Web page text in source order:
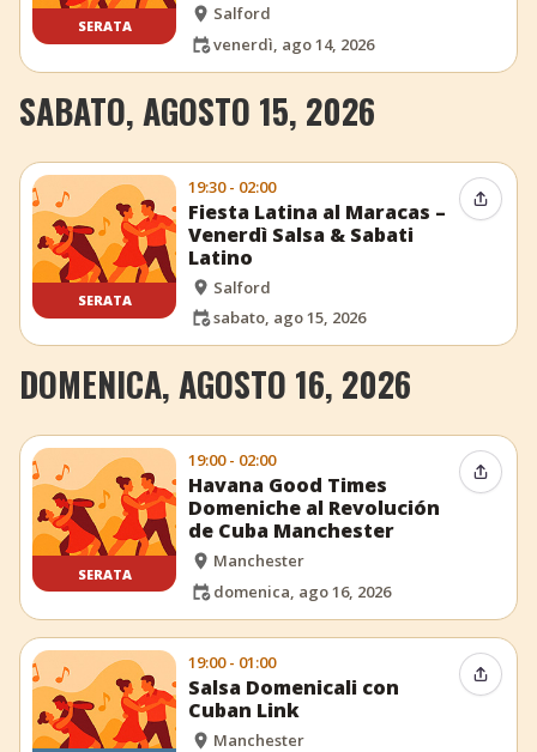
SERATA
Salford
venerdì, ago 14, 2026
SABATO, AGOSTO 15, 2026
SERATA
19:30 - 02:00
Fiesta Latina al Maracas –
Venerdì Salsa & Sabati
Latino
Salford
sabato, ago 15, 2026
DOMENICA, AGOSTO 16, 2026
SERATA
19:00 - 02:00
Havana Good Times
Domeniche al Revolución
de Cuba Manchester
Manchester
domenica, ago 16, 2026
19:00 - 01:00
Salsa Domenicali con
Cuban Link
Manchester